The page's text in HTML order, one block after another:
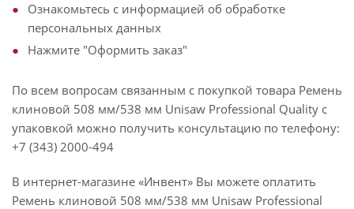
Ознакомьтесь с информацией об обработке
персональных данных
Нажмите "Оформить заказ"
По всем вопросам связанным с покупкой товара Ремень
клиновой 508 мм/538 мм Unisaw Professional Quality с
упаковкой можно получить консультацию по телефону:
+7 (343) 2000-494
В интернет-магазине «Инвент» Вы можете оплатить
Ремень клиновой 508 мм/538 мм Unisaw Professional